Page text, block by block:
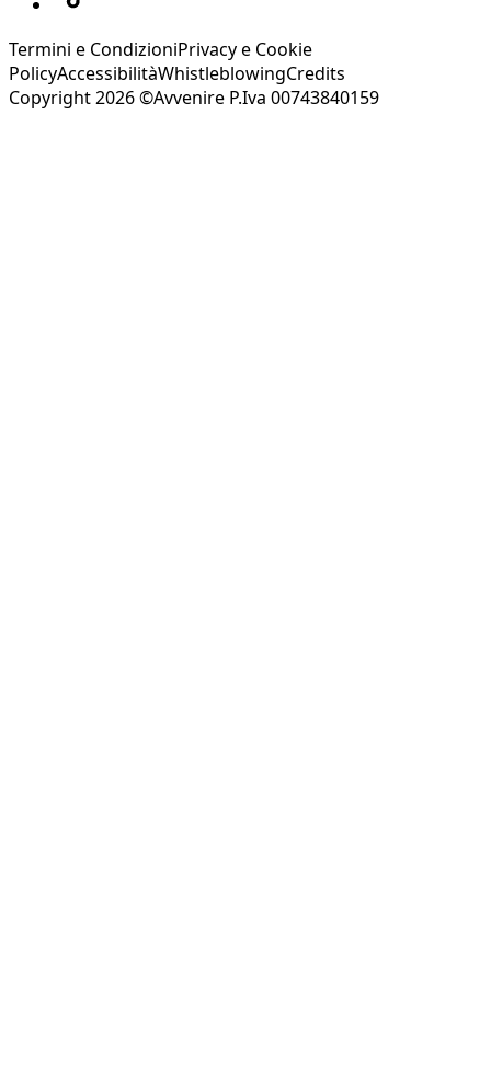
Termini e CondizioniPrivacy e Cookie
PolicyAccessibilitàWhistleblowingCredits
Copyright 2026 ©Avvenire P.Iva 00743840159